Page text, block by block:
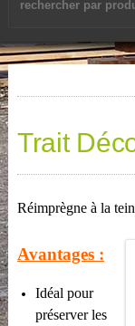
Trait
Réimprègne à la
Avantages :
Idéal pour
préserver les